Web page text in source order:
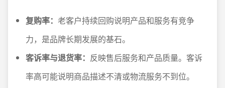
复购率： 老客户持续回购说明产品和服务有竞争
力，是品牌长期发展的基石。
客诉率与退货率： 反映售后服务和产品质量。客诉
率高可能说明商品描述不清或物流服务不到位。